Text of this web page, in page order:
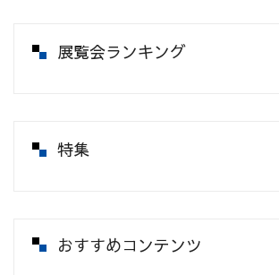
展覧会ランキング
特集
おすすめコンテンツ